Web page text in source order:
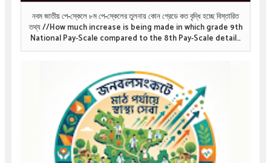
নবম জাতীয় পে-স্কেলে ৮ম পে-স্কেলের তুলনায় কোন গ্রেডে কত বৃদ্ধি হচ্ছে বিস্তারিত
তথ্য //How much increase is being made in which grade 9th
National Pay-Scale compared to the 8th Pay-Scale details
information .